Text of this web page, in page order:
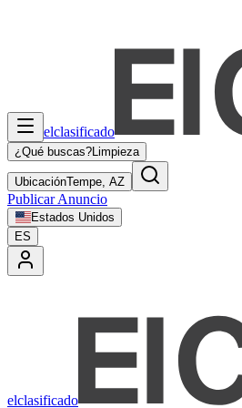
elclasificado
¿Qué buscas?Limpieza
UbicaciónTempe, AZ
Publicar Anuncio
Estados Unidos
ES
elclasificado